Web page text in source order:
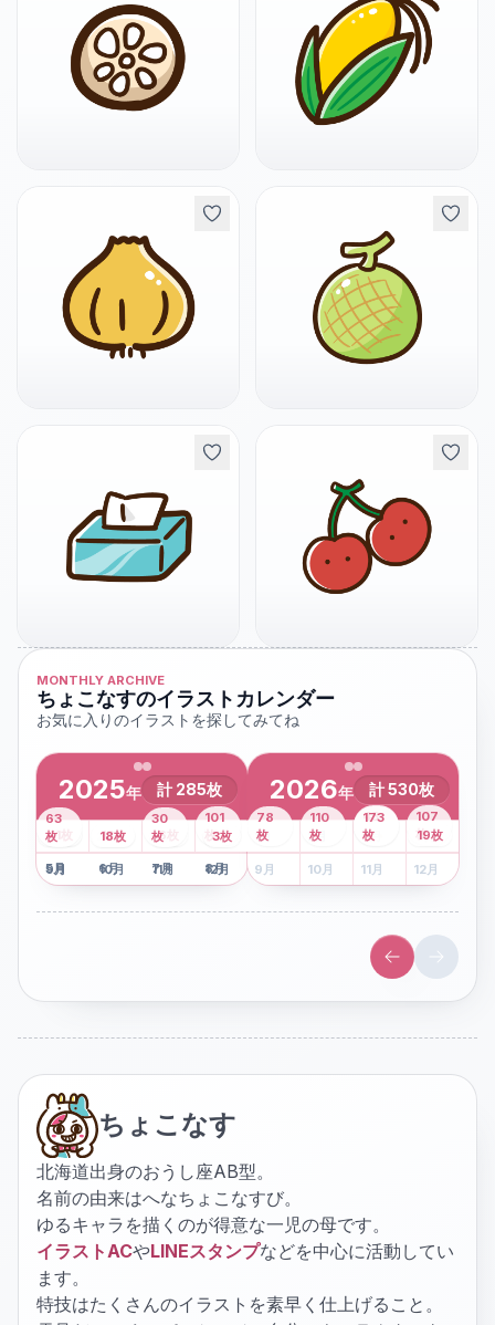
MONTHLY ARCHIVE
ちょこなすのイラストカレンダー
お気に入りのイラストを探してみてね
2025年 計 285枚
1月
2枚 2月 3月 4月
8枚
5月
41 枚
6月
13枚
7月
6枚
8月
101
枚
9月
63
枚
10月
18枚
11月
30
枚
12月
3枚
2026年 計530枚
1月 2月 3月
43
枚
4月
107
枚
5 月
78
枚
6月
110
枚
7月
173
枚
8月
19枚
9 月 10月 11月 12月
ちょこなす
北海道出身のおうし座AB型。
名前の由来はへなちょこなすび。
ゆるキャラを描くのが得意な一児の母です。
イラストACやLINEスタンプなどを中心に活動してい
ます。
特技はたくさんのイラストを素早く仕上げること。